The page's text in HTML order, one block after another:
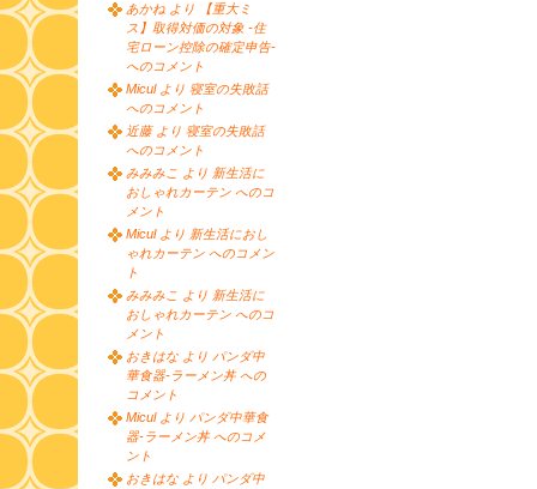
あかね より 【重大ミ
ス】取得対価の対象 -住
宅ローン控除の確定申告-
へのコメント
Micul より 寝室の失敗話
へのコメント
近藤 より 寝室の失敗話
へのコメント
みみみこ より 新生活に
おしゃれカーテン へのコ
メント
Micul より 新生活におし
ゃれカーテン へのコメン
ト
みみみこ より 新生活に
おしゃれカーテン へのコ
メント
おきはな より パンダ中
華食器-ラーメン丼 への
コメント
Micul より パンダ中華食
器-ラーメン丼 へのコメ
ント
おきはな より パンダ中